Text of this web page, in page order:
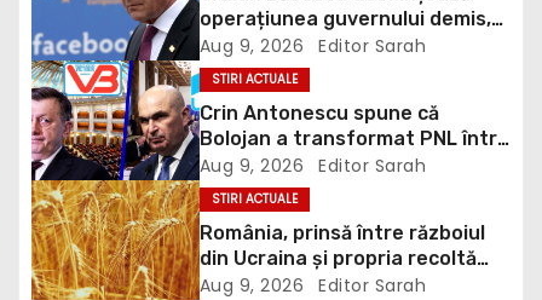
i
g
a
t
i
operațiunea guvernului demis,
Bolojan, de scufundare a
barjelor în Dunăre: „Este o
improvizație”
Aug 9, 2026 Editor Sarah
STIRI ACTUALE
Crin Antonescu spune că
Bolojan a transformat PNL într-
un satelit USR, asemănător
fostului club de fotbal Dinamo
Victoria, care a aparținut Miliției
Aug 9, 2026 Editor Sarah
STIRI ACTUALE
România, prinsă între războiul
din Ucraina și propria recoltă
record: Rusia lovește porturile
Aug 9, 2026 Editor Sarah